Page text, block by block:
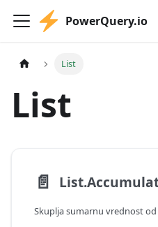
PowerQuery.io
List
List
📄️
Skuplja sumarnu vrednost od